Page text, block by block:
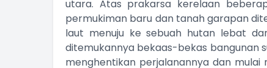
utara. Atas prakarsa kerelaan
permukiman baru dan tanah garapan
laut menuju ke sebuah hutan lebat
ditemukannya bekaas-bekas bangunan
menghentikan perjalanannya dan